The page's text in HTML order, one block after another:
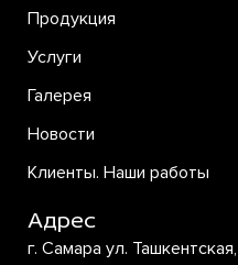
Продукция
Услуги
Галерея
Новости
Клиенты. Наши работы
Адрес
г. Самара ул.